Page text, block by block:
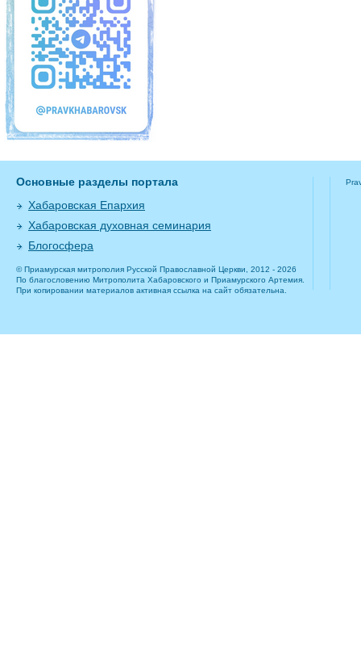
Основные разделы портала
Хабаровская Епархия
Хабаровская духовная семинария
Блогосфера
© Приамурская митрополия Русской Православной Церкви, 2012 - 2026
По благословению Митрополита Хабаровского и Приамурского Артемия.
При копировании материалов активная ссылка на сайт обязательна.